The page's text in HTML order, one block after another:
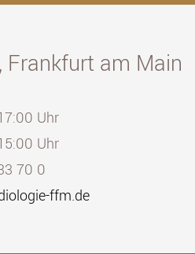
Frankfurt am Main
Uhr
Uhr
70 0
ffm.de